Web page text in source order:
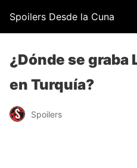
Spoilers Desde la Cuna
¿Dónde se graba
en Turquía?
Spoilers